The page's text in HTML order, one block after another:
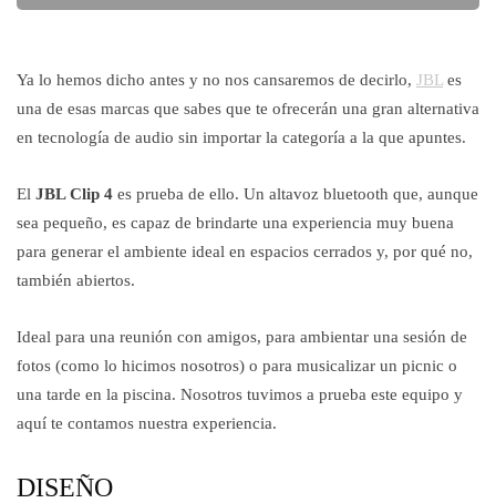
Ya lo hemos dicho antes y no nos cansaremos de decirlo, JBL es
una de esas marcas que sabes que te ofrecerán una gran alternativa
en tecnología de audio sin importar la categoría a la que apuntes.
El JBL Clip 4 es prueba de ello. Un altavoz bluetooth que, aunque
sea pequeño, es capaz de brindarte una experiencia muy buena
para generar el ambiente ideal en espacios cerrados y, por qué no,
también abiertos.
Ideal para una reunión con amigos, para ambientar una sesión de
fotos (como lo hicimos nosotros) o para musicalizar un picnic o
una tarde en la piscina. Nosotros tuvimos a prueba este equipo y
aquí te contamos nuestra experiencia.
DISEÑO